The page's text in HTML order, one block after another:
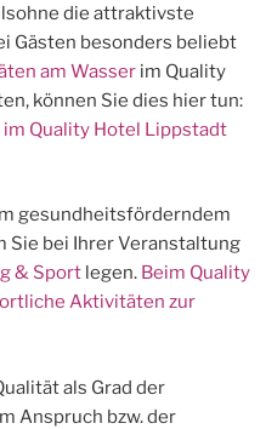
die attraktivste
Gästen besonders beliebt
am Wasser im Quality
können Sie dies hier tun:
Quality Hotel Lippstadt
gesundheitsförderndem
Sie bei Ihrer Veranstaltung
& Sport legen. Beim Quality
Aktivitäten zur
als Grad der
Anspruch bzw. der